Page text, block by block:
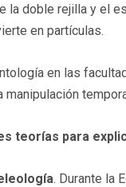
la doble rejilla y el
en partículas.
en las
teorías para
. Durante la